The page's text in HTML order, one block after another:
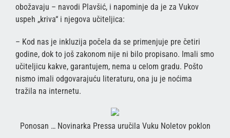
obožavaju – navodi Plavšić, i napominje da je za Vukov
uspeh „kriva“ i njegova učiteljica:
– Kod nas je inkluzija počela da se primenjuje pre četiri
godine, dok to još zakonom nije ni bilo propisano. Imali smo
učiteljicu kakve, garantujem, nema u celom gradu. Pošto
nismo imali odgovarajuću literaturu, ona ju je noćima
tražila na internetu.
Ponosan … Novinarka Pressa uručila Vuku Noletov poklon